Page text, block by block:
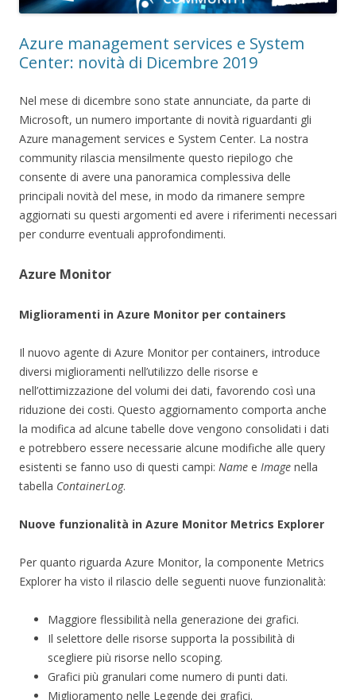
Azure management services e System
Center: novità di Dicembre 2019
Nel mese di dicembre sono state annunciate, da parte di
Microsoft, un numero importante di novità riguardanti gli
Azure management services e System Center. La nostra
community rilascia mensilmente questo riepilogo che
consente di avere una panoramica complessiva delle
principali novità del mese, in modo da rimanere sempre
aggiornati su questi argomenti ed avere i riferimenti necessari
per condurre eventuali approfondimenti.
Azure Monitor
Miglioramenti in Azure Monitor per containers
Il nuovo agente di Azure Monitor per containers, introduce
diversi miglioramenti nell’utilizzo delle risorse e
nell’ottimizzazione del volumi dei dati, favorendo così una
riduzione dei costi. Questo aggiornamento comporta anche
la modifica ad alcune tabelle dove vengono consolidati i dati
e potrebbero essere necessarie alcune modifiche alle query
esistenti se fanno uso di questi campi: Name e Image nella
tabella ContainerLog.
Nuove funzionalità in Azure Monitor Metrics Explorer
Per quanto riguarda Azure Monitor, la componente Metrics
Explorer ha visto il rilascio delle seguenti nuove funzionalità:
Maggiore flessibilità nella generazione dei grafici.
Il selettore delle risorse supporta la possibilità di
scegliere più risorse nello scoping.
Grafici più granulari come numero di punti dati.
Miglioramento nelle Legende dei grafici.